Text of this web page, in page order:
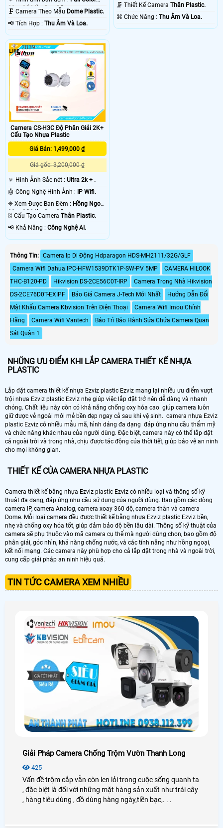
30m Có Màu Ban Ðêm.
🗜️ Camera Theo Mẫu Dome Plastic.
️📢 Tích Hợp : Thu Âm Và Loa.
30m Có Màu Ban Ðêm.
🗜️ Thiết Kế CameraThân Plastic.
️⌘ Chức Năng :Thu Âm Và Loa.
Camera CS-H3C Độ Phân Giải 2K+
Cấu Tạo Nhựa Plastic
Giá Bán: 1,499,000 ₫
Giá gốc: 3,200,000 ₫
🔅 Hình Ảnh Sắc nét : Ultra 2k + .
🤖️ Công Nghệ Hình Ảnh : IP Wifi.
❈ Xem Được Ban Đêm : Hồng Ngoại
30m Có Màu Ban Ðêm.
⛓ Cấu Tạo Camera Thân Plastic.
️📢 Khả Năng : Công Nghệ AI.
2839
Thông Tin: Camera Ip Di Động Hdparagon HDS-MH2111/32G/GLF
Camera Wifi Dahua IPC-HFW1539DTK1P-SW-PV 5MP
CAMERA HILOOK
THC-B120-PD
Hikvision DS-2CE56C0T-IRP
Camera Trong Nhà Hikvision
DS-2CE76D0T-EXIPF
Báo Giá Camera J-Tech Mới Nhất
Hướng Dẫn Đổi
Mật Khẩu Camera Kbvision Trên Điện Thoại
Camera Wifi Imou Chính
Hãng
Camera Wifi Vantech
Bảo Trì Bảo Hành Sửa Chửa Camera Quan
Sát Quận 1
NHỮNG ƯU ĐIỂM KHI LẮP CAMERA THIẾT KẾ NHỰA
PLASTIC
Lắp đặt camera thiết kế nhựa Ezviz plastic Ezviz mang lại nhiều ưu điểm vượt
trội nhựa Ezviz plastic Ezviz nhẹ giúp việc lắp đặt trở nên dễ dàng và nhanh
chóng. Chất liệu này còn có khả năng chống oxy hóa cao giúp camera luôn
giữ được vẻ ngoài mới mẻ bền đẹp ngay cả sau khi vệ sinh. camera nhựa Ezviz
plastic Ezviz có nhiều mẫu mã, hình dáng đa dạng đáp ứng nhu cầu thẩm mỹ
và chức năng khác nhau của người dùng. Đặc biệt, camera này có thể lắp đặt
cả ngoài trời và trong nhà, chịu được tác động của thời tiết, giúp bảo vệ an ninh
cho mọi không gian.
THIẾT KẾ CỦA CAMERA NHỰA PLASTIC
Camera thiết kế bằng nhựa Ezviz plastic Ezviz có nhiều loại và thông số kỹ
thuật đa dạng, đáp ứng nhu cầu sử dụng của người dùng. Bao gồm các dòng
camera IP, camera Analog, camera xoay 360 độ, camera thân và camera
Dome. Mỗi loại camera đều được thiết kế bằng nhựa Ezviz plastic Ezviz bền,
nhẹ và chống oxy hóa tốt, giúp đảm bảo độ bền lâu dài. Thông số kỹ thuật của
camera sẽ phụ thuộc vào mã camera cụ thể mà người dùng chọn, bao gồm độ
phân giải, góc nhìn, khả năng chống nước, và các tính năng như hồng ngoại,
kết nối mạng. Các camera này phù hợp cho cả lắp đặt trong nhà và ngoài trời,
cung cấp giải pháp an ninh hiệu quả.
TIN TỨC CAMERA XEM NHIỀU
Giải Pháp Camera Chống Trộm Vườn Thanh Long
425
Vấn đề trộm cắp vẫn còn len lỏi trong cuộc sống quanh ta
, đặc biệt là đối với những mặt hàng sản xuất như trái cây
, hàng tiêu dùng , đồ dùng hàng ngày,tiền bạc,. . .